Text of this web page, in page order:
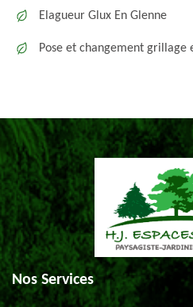
Elagueur Glux En Glenne
Pose et changement grillage
Nos Services